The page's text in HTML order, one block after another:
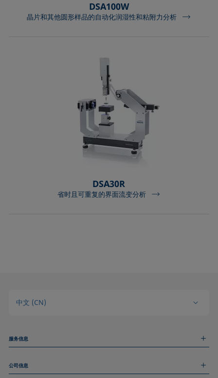
DSA100W
晶片和其他圆形样品的自动化润湿性和粘附力分析
DSA30R
省时且可重复的界面流变分析
中文 (CN)
服务信息
技术服务
公司信息